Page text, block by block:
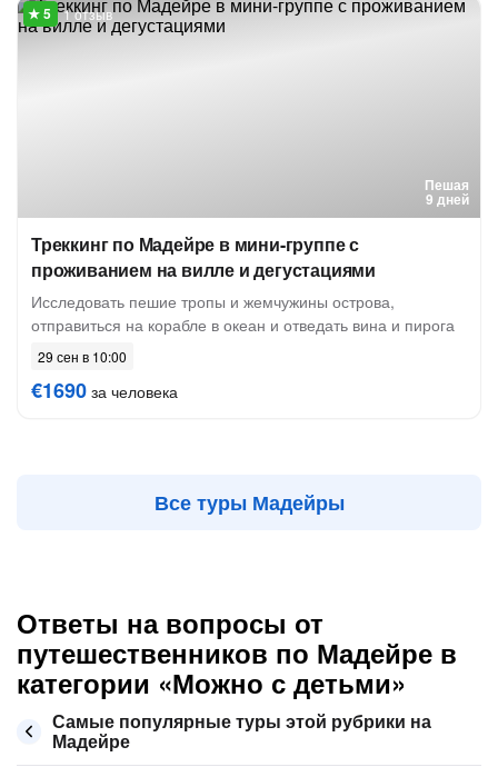
Пешая
9 дней
1 отзыв
Треккинг по Мадейре в мини-группе с
проживанием на вилле и дегустациями
Исследовать пешие тропы и жемчужины острова,
отправиться на корабле в океан и отведать вина и пирога
29 сен в 10:00
€1690 за человека
Все туры Мадейры
Ответы на вопросы от
путешественников по Мадейре в
категории «Можно с детьми»
Самые популярные туры этой рубрики на
Мадейре